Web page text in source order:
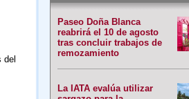
del
Paseo Doña Blanca
reabrirá el 10 de agosto
tras concluir trabajos de
remozamiento
La IATA evalúa utilizar